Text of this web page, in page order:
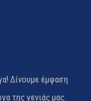
Δίνουμε έμφαση
της γενιάς μας.